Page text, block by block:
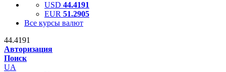
USD 44.4191
EUR 51.2905
Все курсы валют
44.4191
Авторизация
Поиск
UA